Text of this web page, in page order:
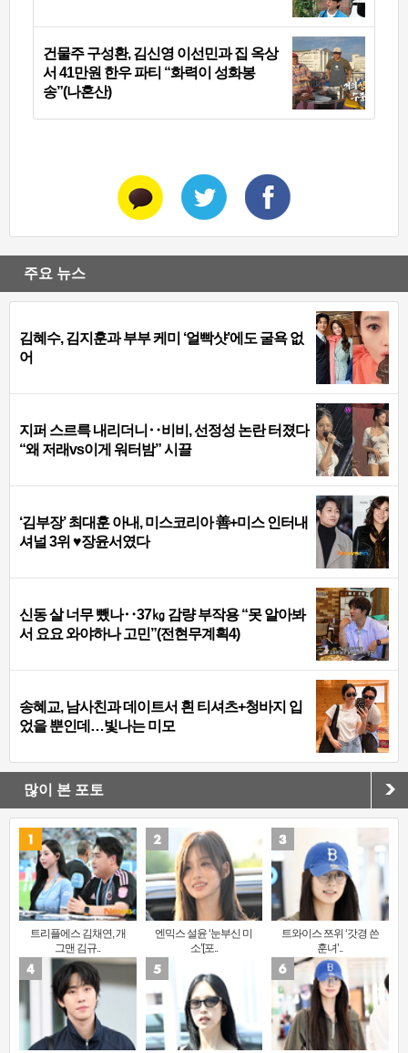
건물주 구성환, 김신영 이선민과 집 옥상
서 41만원 한우 파티 “화력이 성화봉
송”(나혼산)
주요 뉴스
김혜수, 김지훈과 부부 케미 ‘얼빡샷’에도 굴욕 없
어
지퍼 스르륵 내리더니‥비비, 선정성 논란 터졌다
“왜 저래vs이게 워터밤” 시끌
‘김부장’ 최대훈 아내, 미스코리아 善+미스 인터내
셔널 3위 ♥장윤서였다
신동 살 너무 뺐나‥37㎏ 감량 부작용 “못 알아봐
서 요요 와야하나 고민”(전현무계획4)
송혜교, 남사친과 데이트서 흰 티셔츠+청바지 입
었을 뿐인데…빛나는 미모
많이 본 포토
트리플에스 김채연, 개
그맨 김규..
엔믹스 설윤 ‘눈부신 미
소’[포..
트와이스 쯔위 ‘갓경 쓴
훈녀’..